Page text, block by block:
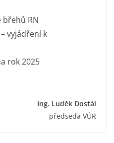
břehů RN
vyjádření k
rok 2025
Ing. Luděk Dostál
předseda VÚR